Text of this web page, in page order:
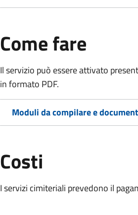
Come fare
Il servizio può essere attivato
in formato PDF.
Moduli da compilare e
Costi
I servizi cimiteriali prevedono il